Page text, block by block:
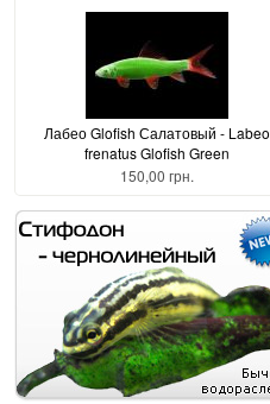
Лабео Glofish Салатовый - Labeo
frenatus Glofish Green
150,00 грн.